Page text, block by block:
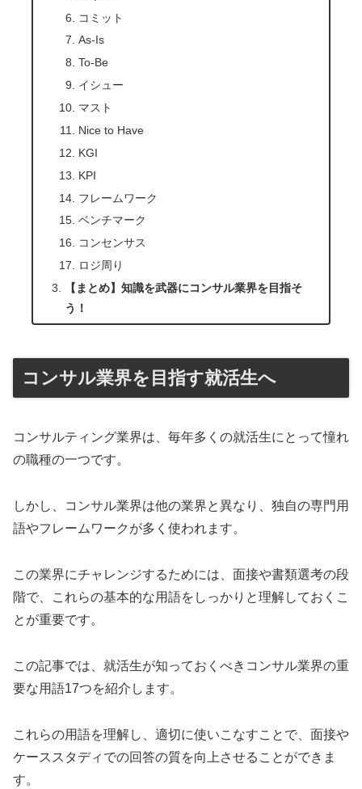
コミット
As-Is
To-Be
イシュー
マスト
Nice to Have
KGI
KPI
フレームワーク
ベンチマーク
コンセンサス
ロジ周り
【まとめ】知識を武器にコンサル業界を目指そ
う！
コンサル業界を目指す就活生へ
コンサルティング業界は、毎年多くの就活生にとって憧れ
の職種の一つです。
しかし、コンサル業界は他の業界と異なり、独自の専門用
語やフレームワークが多く使われます。
この業界にチャレンジするためには、面接や書類選考の段
階で、これらの基本的な用語をしっかりと理解しておくこ
とが重要です。
この記事では、就活生が知っておくべきコンサル業界の重
要な用語17つを紹介します。
これらの用語を理解し、適切に使いこなすことで、面接や
ケーススタディでの回答の質を向上させることができま
す。